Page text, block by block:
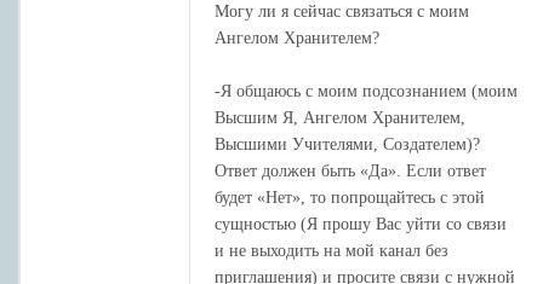
Могу ли я сейчас связаться с моим
Ангелом Хранителем?
-Я общаюсь с моим подсознанием (моим
Высшим Я, Ангелом Хранителем,
Высшими Учителями, Создателем)?
Ответ должен быть «Да». Если ответ
будет «Нет», то попрощайтесь с этой
сущностью (Я прошу Вас уйти со связи
и не выходить на мой канал без
приглашения) и просите связи с нужной